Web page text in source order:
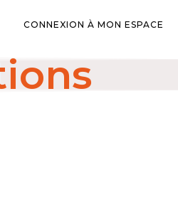
CONNEXION À MON ESPACE